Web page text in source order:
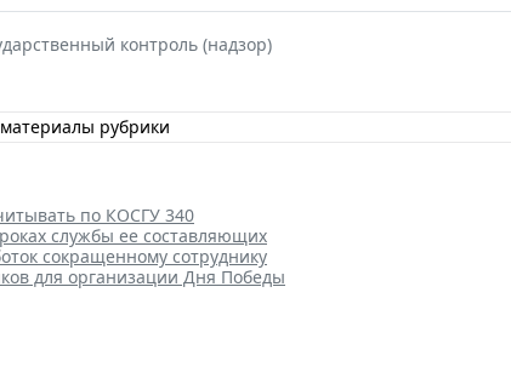
контроль (надзор)
рубрики
по КОСГУ 340
службы ее составляющих
сокращенному сотруднику
для организации Дня Победы